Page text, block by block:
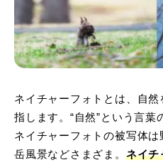
ネイチャーフォトとは、自
指します。“自然”という言葉
ネイチャーフォトの被写体
岳風景などさまざま。 ネイチ